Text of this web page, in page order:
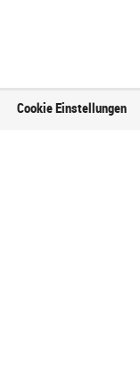
Cookie Einstellungen